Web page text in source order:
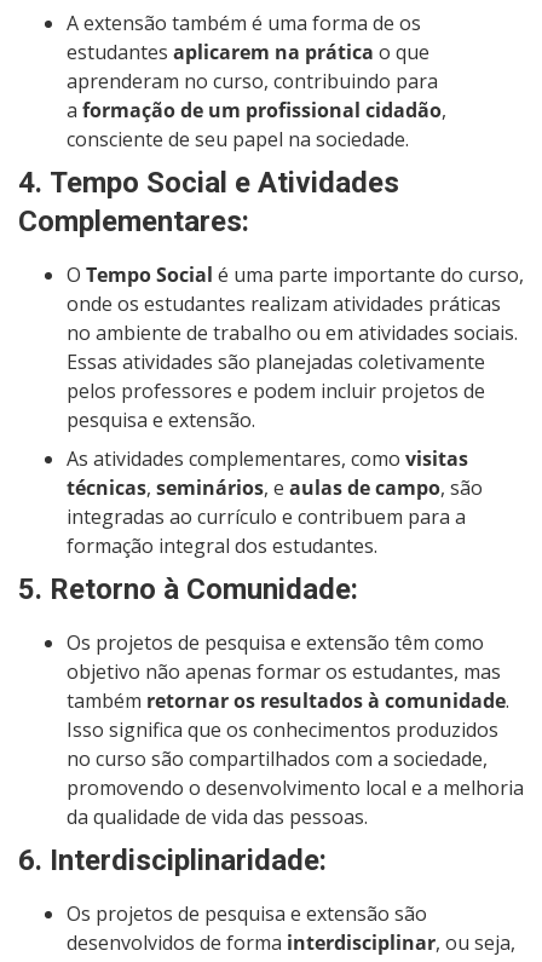
A extensão também é uma forma de os
estudantes aplicarem na prática o que
aprenderam no curso, contribuindo para
a formação de um profissional cidadão,
consciente de seu papel na sociedade.
4. Tempo Social e Atividades
Complementares:
O Tempo Social é uma parte importante do curso,
onde os estudantes realizam atividades práticas
no ambiente de trabalho ou em atividades sociais.
Essas atividades são planejadas coletivamente
pelos professores e podem incluir projetos de
pesquisa e extensão.
As atividades complementares, como visitas
técnicas, seminários, e aulas de campo, são
integradas ao currículo e contribuem para a
formação integral dos estudantes.
5. Retorno à Comunidade:
Os projetos de pesquisa e extensão têm como
objetivo não apenas formar os estudantes, mas
também retornar os resultados à comunidade.
Isso significa que os conhecimentos produzidos
no curso são compartilhados com a sociedade,
promovendo o desenvolvimento local e a melhoria
da qualidade de vida das pessoas.
6. Interdisciplinaridade:
Os projetos de pesquisa e extensão são
desenvolvidos de forma interdisciplinar, ou seja,